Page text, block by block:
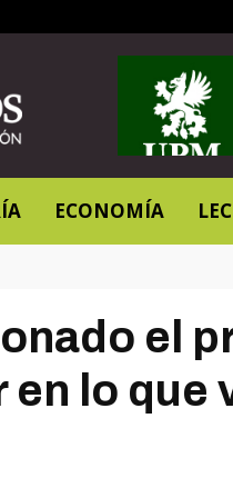
ECONOMÍA
el
lo que